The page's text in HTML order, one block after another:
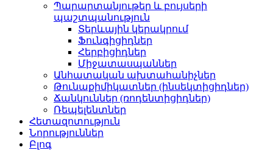
Պարարտանյութեր և բույսերի
պաշտպանություն
Տերևային կերակրում
Ֆունգիցիդներ
Հերբիցիդներ
Միջատասպաններ
Անհատական ​​ախտահանիչներ
Թունաքիմիկատներ (ինսեկտիցիդներ)
Ճանկուններ (ռոդենտիցիդներ)
Ռեպելենտներ
Հետազոտություն
Նորություններ
Բլոգ